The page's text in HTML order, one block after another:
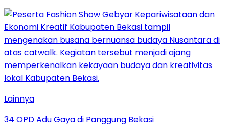
Lainnya
34 OPD Adu Gaya di Panggung Bekasi